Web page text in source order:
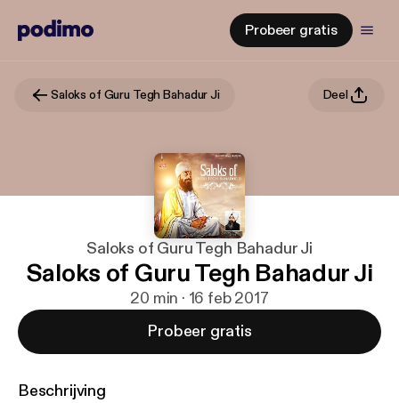
Probeer gratis
Saloks of Guru Tegh Bahadur Ji Deel
Saloks of Guru Tegh Bahadur Ji
Saloks of Guru Tegh Bahadur Ji
20 min · 16 feb 2017
Probeer gratis
Beschrijving